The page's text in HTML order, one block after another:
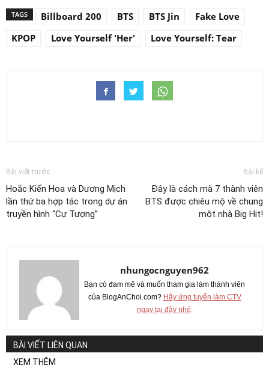
TAGS Billboard 200 BTS BTS Jin
Fake Love
KPOP
Love Yourself 'Her' Love Yourself: Tear
Bài viết trước
Hoắc Kiến Hoa và Dương Mịch
lần thứ ba hợp tác trong dự án
truyền hình “Cự Tượng”
Bài kế
Đây là cách mà 7 thành viên
BTS được chiêu mộ về chung
một nhà Big Hit!
nhungocnguyen962
Bạn có đam mê và muốn tham gia làm thành viên
của BlogAnChoi.com? Hãy ứng tuyển làm CTV
ngay tại đây nhé.
BÀI VIẾT LIÊN QUAN
XEM THÊM